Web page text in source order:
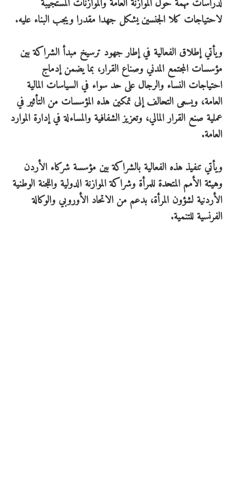
لدراسات مهمة حول الموازنة العامة والموازنات المستجيبة
لاحتياجات كلا الجنسين يشكل جهدا مقدرا ويجب البناء عليه.
ويأتي إطلاق الفعالية في إطار جهود ترسيخ مبدأ الشراكة بين
مؤسسات المجتمع المدني وصناع القرار، بما يضمن إدماج
احتياجات النساء والرجال على حد سواء في السياسات المالية
العامة، ويسعى التحالف إلى تمكين هذه المؤسسات من التأثير في
عملية صنع القرار المالي، وتعزيز الشفافية والمساءلة في إدارة الموارد
العامة.
ويأتي تنفيذ هذه الفعالية بالشراكة بين مؤسسة شركاء الأردن
وهيئة الأمم المتحدة للمرأة وشراكة الموازنة الدولية واللجنة الوطنية
الأردنية لشؤون المرأة، بدعم من الاتحاد الأوروبي والوكالة
الفرنسية للتنمية.